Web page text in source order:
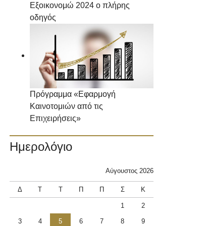
Εξοικονομώ 2024 ο πλήρης
οδηγός
Πρόγραμμα «Εφαρμογή
Καινοτομιών από τις
Επιχειρήσεις»
Ημερολόγιο
Αύγουστος 2026
Δ Τ Τ Π Π Σ Κ
1 2
3 4 5 6 7 8 9